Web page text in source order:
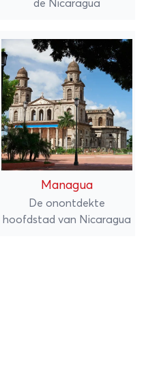
de Nicaragua
Managua
De onontdekte
hoofdstad van Nicaragua